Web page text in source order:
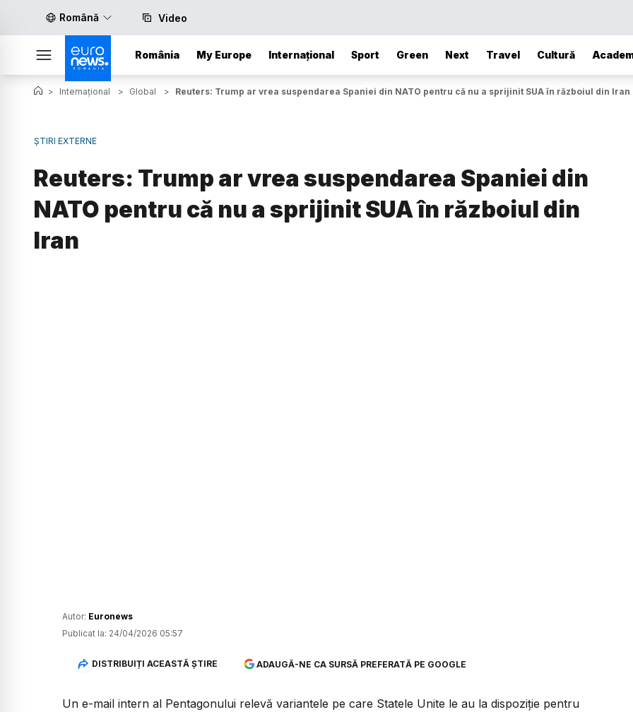
Română Video
România My Europe Internațional Sport Green Next Travel Cultură
> Internațional > Global > Reuters: Trump ar vrea suspendarea Spaniei din NATO pentru că nu a sprijinit SUA în războiul din Iran
ȘTIRI EXTERNE
Reuters: Trump ar vrea suspendarea Spaniei din
NATO pentru că nu a sprijinit SUA în războiul din
Iran
Autor: Euronews
Publicat la: 24/04/2026 05:57
DISTRIBUIȚI ACEASTĂ ȘTIRE ADAUGĂ-NE CA SURSĂ PREFERATĂ PE GOOGLE
Un e-mail intern al Pentagonului relevă variantele pe care Statele Unite le au la dispoziție pentru